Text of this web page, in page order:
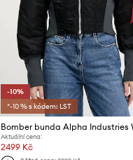
-10%
*-10 % s kódem: LST
Aktuální cena:
2499 Kč